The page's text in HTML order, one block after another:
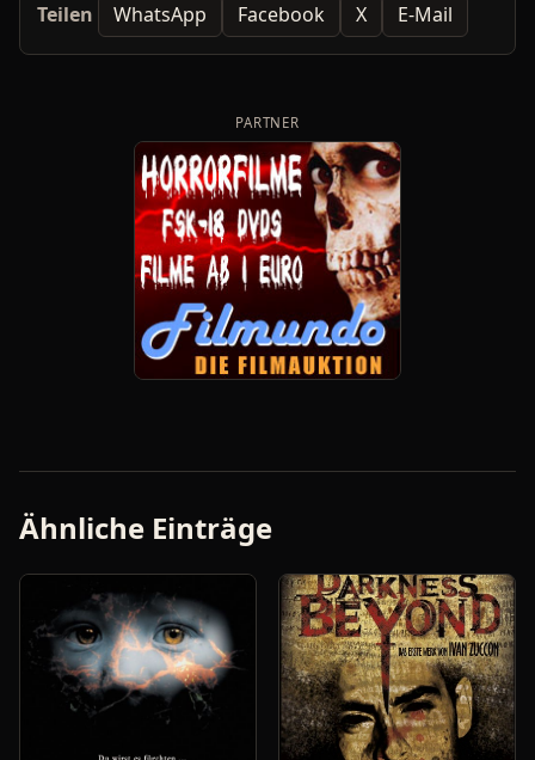
Teilen WhatsApp Facebook X E-Mail
PARTNER
Ähnliche Einträge